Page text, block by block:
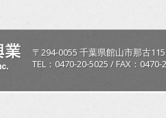
〒294-0055千葉県館山市那古
TEL： 0470-20-5025/ FAX：0470-